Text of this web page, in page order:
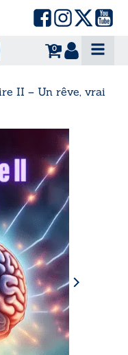
0
II – Un rêve, vrai